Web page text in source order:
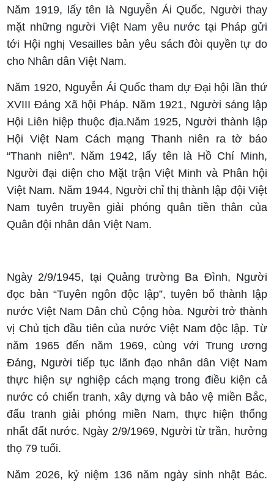
Năm 1919, lấy tên là Nguyễn Ái Quốc, Người thay
mặt những người Việt Nam yêu nước tại Pháp gửi
tới Hội nghị Vesailles bản yêu sách đòi quyền tự do
cho Nhân dân Việt Nam.
Năm 1920, Nguyễn Ái Quốc tham dự Đại hội lần thứ
XVIII Đảng Xã hội Pháp. Năm 1921, Người sáng lập
Hội Liên hiệp thuộc địa.Năm 1925, Người thành lập
Hội Việt Nam Cách mạng Thanh niên ra tờ báo
“Thanh niên”. Năm 1942, lấy tên là Hồ Chí Minh,
Người đại diện cho Mặt trận Việt Minh và Phân hội
Việt Nam. Năm 1944, Người chỉ thị thành lập đội Việt
Nam tuyên truyền giải phóng quân tiền thân của
Quân đội nhân dân Việt Nam.
Ngày 2/9/1945, tại Quảng trường Ba Đình, Người
đọc bản “Tuyên ngôn độc lập”, tuyên bố thành lập
nước Việt Nam Dân chủ Cộng hòa. Người trở thành
vị Chủ tịch đầu tiên của nước Việt Nam độc lập. Từ
năm 1965 đến năm 1969, cùng với Trung ương
Đảng, Người tiếp tục lãnh đạo nhân dân Việt Nam
thực hiện sự nghiệp cách mạng trong điều kiện cả
nước có chiến tranh, xây dựng và bảo vệ miền Bắc,
đấu tranh giải phóng miền Nam, thực hiện thống
nhất đất nước. Ngày 2/9/1969, Người từ trần, hưởng
thọ 79 tuổi.
Năm 2026, kỷ niệm 136 năm ngày sinh nhật Bác.